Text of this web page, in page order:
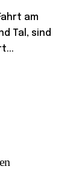
am
Tal, sind